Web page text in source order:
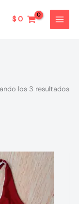
$0
los 3 resultados